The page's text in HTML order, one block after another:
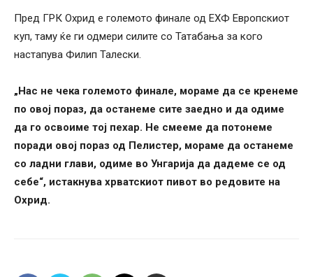
Пред ГРК Охрид е големото финале од ЕХФ Европскиот
куп, таму ќе ги одмери силите со Татабања за кого
настапува Филип Талески.
„Нас не чека големото финале, мораме да се кренеме
по овој пораз, да останеме сите заедно и да одиме
да го освоиме тој пехар. Не смееме да потонеме
поради овој пораз од Пелистер, мораме да останеме
со ладни глави, одиме во Унгарија да дадеме се од
себе“, истакнува хрватскиот пивот во редовите на
Охрид.